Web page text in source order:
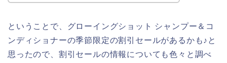
ということで、グローイングショット シャンプー＆コ
ンディショナーの季節限定の割引セールがあるかも♪と
思ったので、割引セールの情報についても色々と調べ